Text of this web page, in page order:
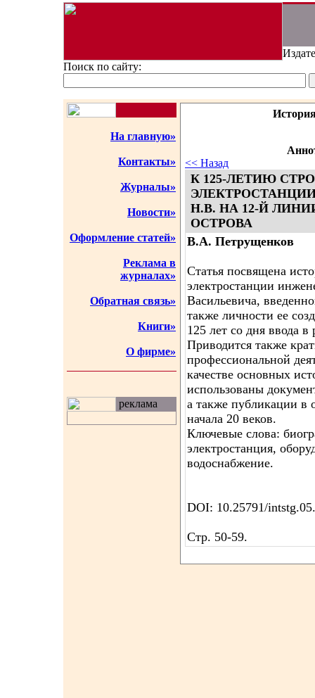
Поиск по сайту:
На главную»
Контакты»
Журналы»
Новости»
Оформление статей»
Реклама в
журналах»
Обратная связь»
Книги»
О фирме»
реклама
<< Назад
К 125-ЛЕТИЮ
Н.В. НА 12-Й
ОСТРОВА
В.А. Петрущенков
Статья посвящена
электростанции
Васильевича,
также личности ее
125 лет со дня ввода в
Приводится также
профессиональной
качестве основных
использованы
а также публикации в
начала 20 веков.
Ключевые слова:
электростанция,
водоснабжение.
DOI: 10.25791/
Стр. 50-59.